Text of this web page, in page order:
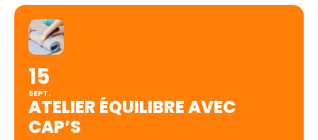
15
SEPT.
ATELIER ÉQUILIBRE AVEC
CAP’S